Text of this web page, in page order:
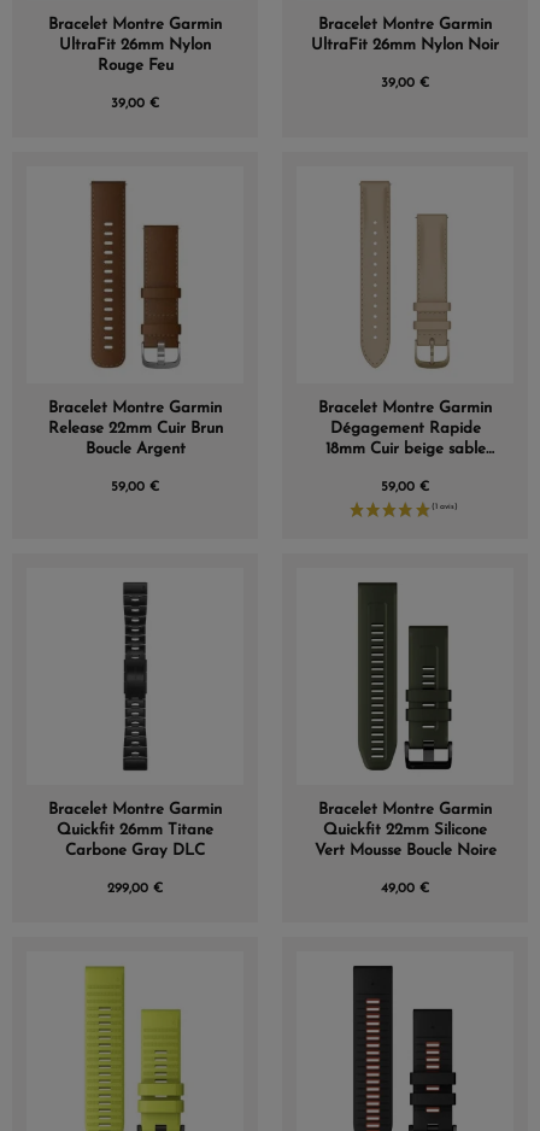
Bracelet Montre Garmin
UltraFit 26mm Nylon
Rouge Feu
39,00 €
Bracelet Montre Garmin
UltraFit 26mm Nylon Noir
39,00 €
Bracelet Montre Garmin
Release 22mm Cuir Brun
Boucle Argent
59,00 €
Bracelet Montre Garmin
Dégagement Rapide
18mm Cuir beige sable
59,00 €
Bracelet Montre Garmin
Quickfit 26mm Titane
Carbone Gray DLC
299,00 €
Bracelet Montre Garmin
Quickfit 22mm Silicone
Vert Mousse Boucle Noire
49,00 €